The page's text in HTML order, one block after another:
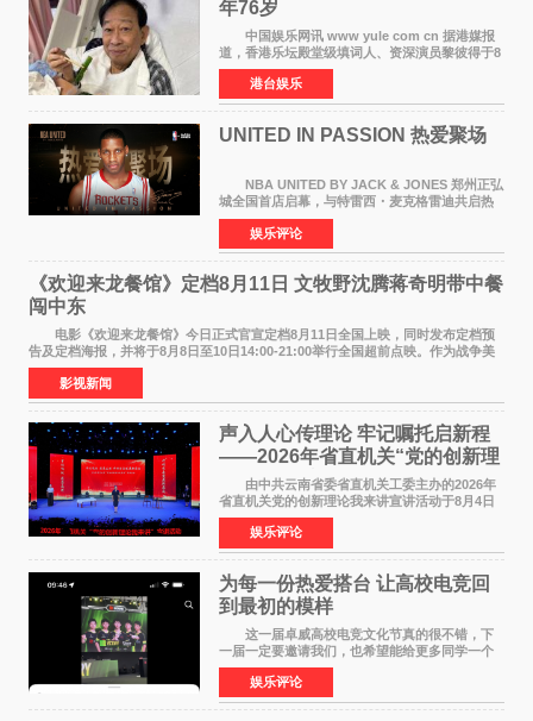
年76岁​
中国娱乐网讯 www yule com cn 据港媒报
道，香港乐坛殿堂级填词人、资深演员黎彼得于8
月5日上午因病离世，终年76岁。好友钟志光透
露，黎彼得今年3月中风后便卧床休养，身体机能
持续衰退，最
港台娱乐
UNITED IN PASSION 热爱聚场
NBA UNITED BY JACK & JONES 郑州正弘
城全国首店启幕，与特雷西・麦克格雷迪共启热
爱 2026 年7 月21 日，
NBAUNITEDBYJACK&JONES 全国首店，于郑
州正弘城正式启幕。NBA 传奇球星
娱乐评论
《欢迎来龙餐馆》定档8月11日 文牧野沈腾蒋奇明带中餐
闯中东
电影《欢迎来龙餐馆》今日正式官宣定档8月11日全国上映，同时发布定档预
告及定档海报，并将于8月8日至10日14:00-21:00举行全国超前点映。作为战争美
食大片，影片讲述的是中国厨师徐福（沈腾
影视新闻
声入人心传理论 牢记嘱托启新程
——2026年省直机关“党的创新理
论我来讲”宣讲活动圆满落幕
由中共云南省委省直机关工委主办的2026年
省直机关党的创新理论我来讲宣讲活动于8月4日
至5日在昆明举办。活动以 "牢记嘱托 感恩奋进
开创云南发展新局面 "为主题，坚持以新时代中国
特色社会主义
娱乐评论
为每一份热爱搭台 让高校电竞回
到最初的模样
这一届卓威高校电竞文化节真的很不错，下
一届一定要邀请我们，也希望能给更多同学一个
来到现场的机会。 2026卓威高校电竞文化节
已经落下帷幕，在活动结束后，仍有不少高校电
竞社负责人和现
娱乐评论